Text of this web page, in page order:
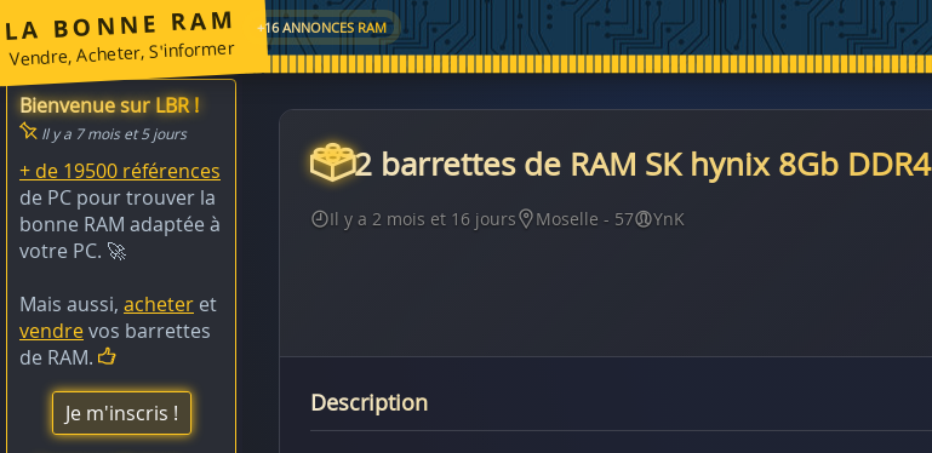
LA BONNE RAM
Vendre, Acheter, S'informer
+16 ANNONCES RAM
2 barrettes de RAM SK hynix 8Gb DDR4
Il y a 2 mois et 16 jours Moselle - 57 YnK
Description
Bienvenue sur LBR !
Il y a 7 mois et 5 jours
+ de 19500 références
de PC pour trouver la
bonne RAM adaptée à
votre PC. 🚀
Mais aussi, acheter et
vendrevos barrettes
de RAM.
Je m'inscris !